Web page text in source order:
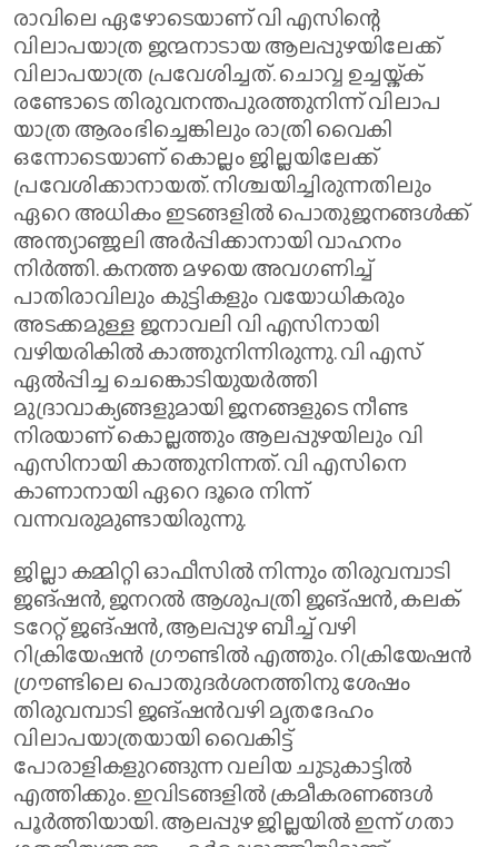
രാവിലെ ഏഴോടെയാണ് വി എസിന്റെ
വിലാപയാത്ര ജന്മനാടായ ആലപ്പുഴയിലേക്ക്
വിലാപയാത്ര പ്രവേശിച്ചത്. ചൊവ്വ ഉച്ചയ്ക്ക്
രണ്ടോടെ തിരുവനന്തപുരത്തുനിന്ന് വിലാപ
യാത്ര ആരംഭിച്ചെങ്കിലും രാത്രി വൈകി
ഒന്നോടെയാണ് കൊല്ലം ജില്ലയിലേക്ക്
പ്രവേശിക്കാനായത്. നിശ്ചയിച്ചിരുന്നതിലും
ഏറെ അധികം ഇടങ്ങളിൽ പൊതുജനങ്ങൾക്ക്
അന്ത്യാഞ്ജലി അർപ്പിക്കാനായി വാഹനം
നിർത്തി. കനത്ത മഴയെ അവ​ഗണിച്ച്
പാതിരാവിലും കുട്ടികളും വയോധികരും
അടക്കമുള്ള ജനാവലി വി എസിനായി
വഴിയരികിൽ കാത്തുനിന്നിരുന്നു. വി എസ്
ഏൽപ്പിച്ച ചെങ്കൊടിയുയർത്തി
മുദ്രാവാക്യങ്ങളുമായി ജനങ്ങളുടെ നീണ്ട
നിരയാണ് കൊല്ലത്തും ആലപ്പുഴയിലും വി
എസിനായി കാത്തുനിന്നത്. വി എസിനെ
കാണാനായി ഏറെ ദൂരെ നിന്ന്
വന്നവരുമുണ്ടായിരുന്നു.
ജില്ലാ കമ്മിറ്റി ഓഫീസില്‍ നിന്നും തിരുവമ്പാടി
ജങ്​ഷൻ, ജനറൽ ആശുപത്രി ജങ്​ഷൻ, കലക്​
ടറേറ്റ്​ ജങ്​ഷൻ, ആലപ്പുഴ ബീച്ച്​ വഴി
റിക്രിയേഷൻ ഗ്ര‍ൗണ്ടിൽ എത്തും. റിക്രിയേഷൻ
ഗ്ര‍ൗണ്ടിലെ പൊതുദർശനത്തിനു ശേഷം
തിരുവമ്പാടി ജങ്​ഷൻവഴി​ മൃതദേഹം
വിലാപയാത്രയായി വൈകിട്ട്
പോരാളികളുറങ്ങുന്ന​ വലിയ ചുടുകാട്ടിൽ
എത്തിക്കും. ഇവിടങ്ങളിൽ ക്രമീകരണങ്ങൾ
പൂർത്തിയായി. ആലപ്പുഴ ജില്ലയിൽ ഇന്ന് ​ഗതാ​